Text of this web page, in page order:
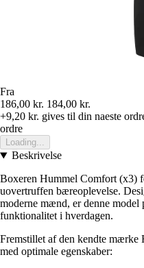
Fra
186,00 kr. 184,00 kr.
+9,20 kr. gives til din naeste
ordre
Loading...
Beskrivelse
Boxeren Hummel Comfort (x3)
uovertruffen bæreoplevelse.
moderne mænd, er denne model
funktionalitet i hverdagen.
Fremstillet af den kendte mærke
med optimale egenskaber: